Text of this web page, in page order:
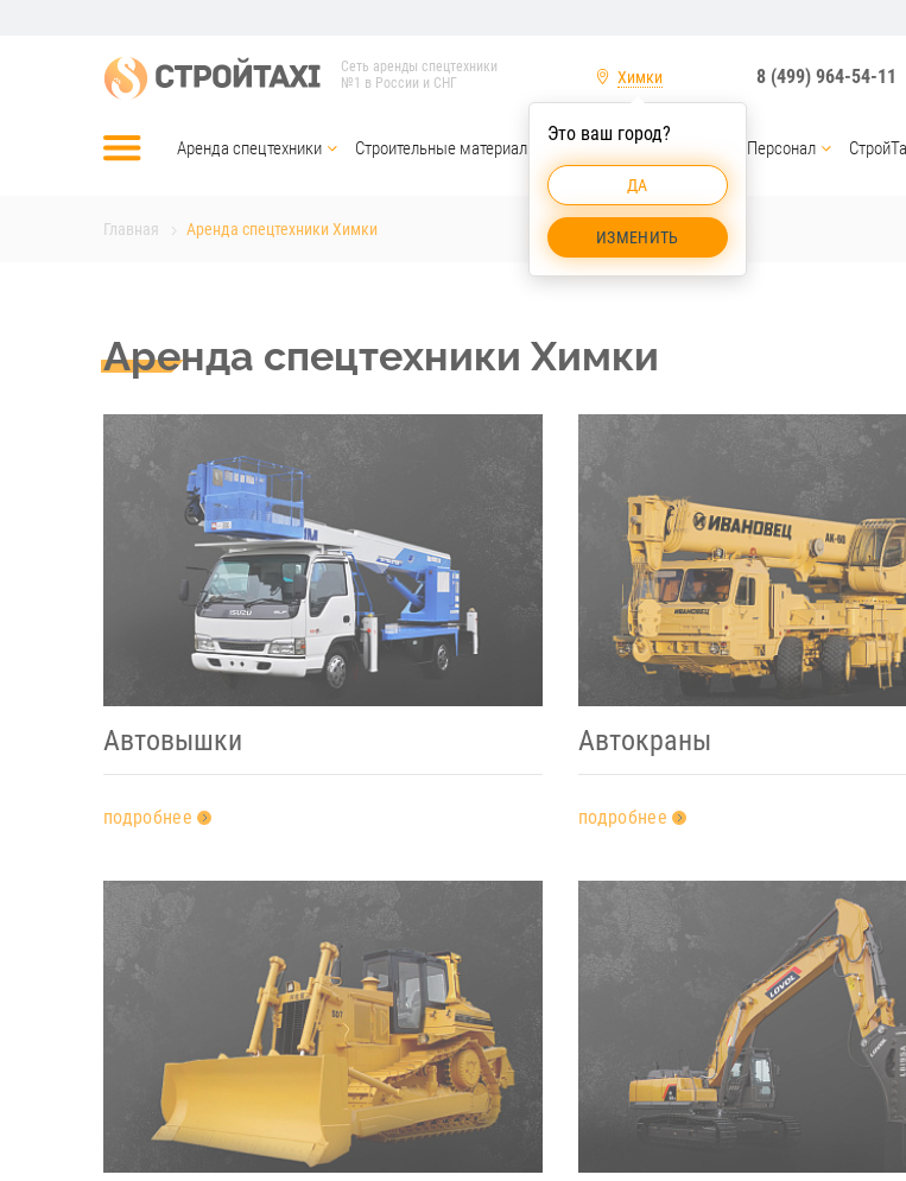
Сеть аренды спецтехники
№1 в России и СНГ
Химки
Это ваш город?
ДА
ИЗМЕНИТЬ
8 (499) 964-54-11
Аренда спецтехники Строительные материалы Услуги спецтехники Персонал
Главная Аренда спецтехники Химки
Аренда спецтехники Химки
Автовышки
подробнее
Автокраны
подробнее